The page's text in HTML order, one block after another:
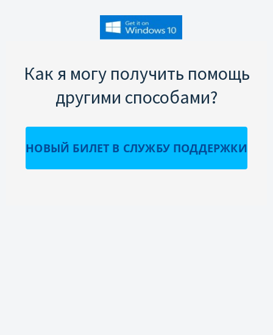
Как я могу получить помощь
другими способами?
НОВЫЙ БИЛЕТ В СЛУЖБУ ПОДДЕРЖКИ